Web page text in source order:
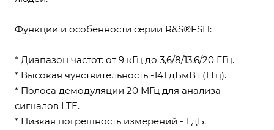
Функции и особенности серии R&S®FSH:
* Диапазон частот: от 9 кГц до 3,6/8/13,6/20 ГГц.
* Высокая чувствительность -141 дБмВт (1 Гц).
* Полоса демодуляции 20 МГц для анализа
сигналов LTE.
* Низкая погрешность измерений - 1 дБ.